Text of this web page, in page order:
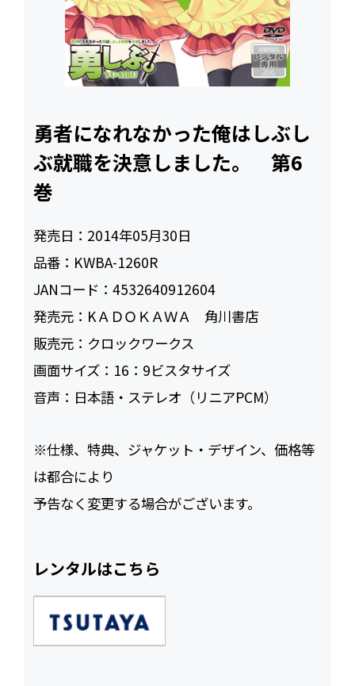
勇者になれなかった俺はしぶし
ぶ就職を決意しました。 第6
巻
発売日： 2014年05月30日
品番： KWBA-1260R
JANコード：4532640912604
発売元： KＡＤＯＫＡＷＡ 角川書店
販売元： クロックワークス
画面サイズ： 16：9ビスタサイズ
音声： 日本語・ステレオ（リニアPCM）
※仕様、特典、ジャケット・デザイン、価格等
は都合により
予告なく変更する場合がございます。
レンタルはこちら